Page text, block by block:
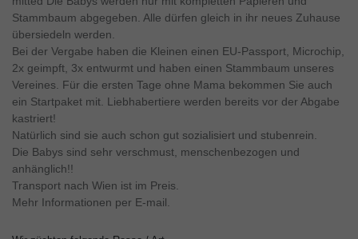
Stammbaum abgegeben. Alle dürfen gleich in ihr neues Zuhause
übersiedeln werden.
Bei der Vergabe haben die Kleinen einen EU-Passport, Microchip,
2x geimpft, 3x entwurmt und haben einen Stammbaum unseres
Vereines. Für die ersten Tage ohne Mama bekommen Sie auch
ein Startpaket mit. Liebhabertiere werden bereits vor der Abgabe
kastriert!
Natürlich sind sie auch schon gut sozialisiert und stubenrein.
Die Babys sind sehr verschmust, menschenbezogen und
anhänglich!!
Transport nach Wien ist im Preis.
Mehr Informationen per E-mail.